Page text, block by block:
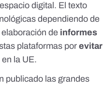
digital. El texto
dependiendo de
de informes
plataformas porevitar
en la UE.
publicado las grandes